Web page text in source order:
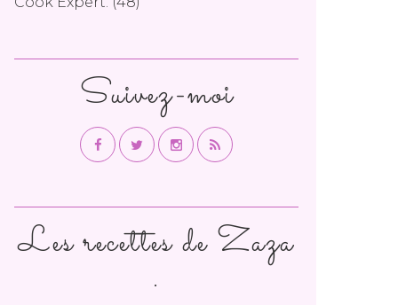
Les recettes de Zaza
.
Suivez-moi